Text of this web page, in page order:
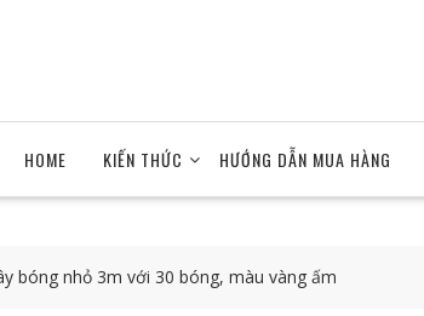
HOME KIẾN THỨC HƯỚNG DẪN MUA HÀNG
bóng nhỏ 3m với 30 bóng, màu vàng ấm